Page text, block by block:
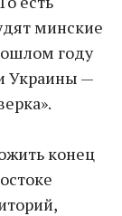
минские
году
Украины —
конец